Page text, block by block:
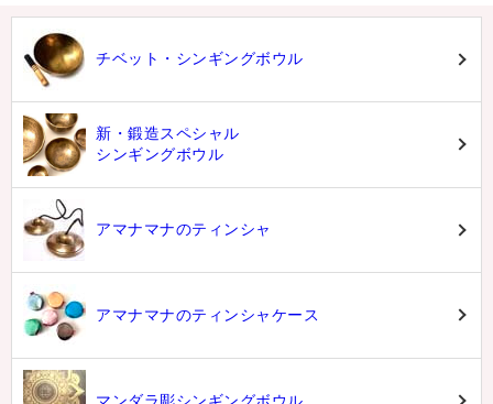
チベット・シンギングボウル
新・鍛造スペシャル
シンギングボウル
アマナマナのティンシャ
アマナマナのティンシャケース
マンダラ彫シンギングボウル